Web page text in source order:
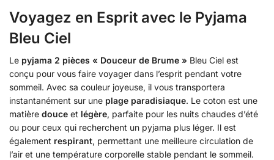
Voyagez en Esprit avec le Pyjama
Bleu Ciel
Le pyjama 2 pièces « Douceur de Brume » Bleu Ciel est
conçu pour vous faire voyager dans l’esprit pendant votre
sommeil. Avec sa couleur joyeuse, il vous transportera
instantanément sur une plage paradisiaque. Le coton est une
matière douce et légère, parfaite pour les nuits chaudes d’été
ou pour ceux qui recherchent un pyjama plus léger. Il est
également respirant, permettant une meilleure circulation de
l’air et une température corporelle stable pendant le sommeil.